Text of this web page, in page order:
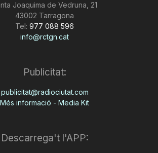
Joaquima de Vedruna, 21
43002 Tarragona
Tel: 977 088 596
info@rctgn.cat
Publicitat:
publicitat@radiociutat.com
Més informació - Media Kit
Descarrega't l'APP: